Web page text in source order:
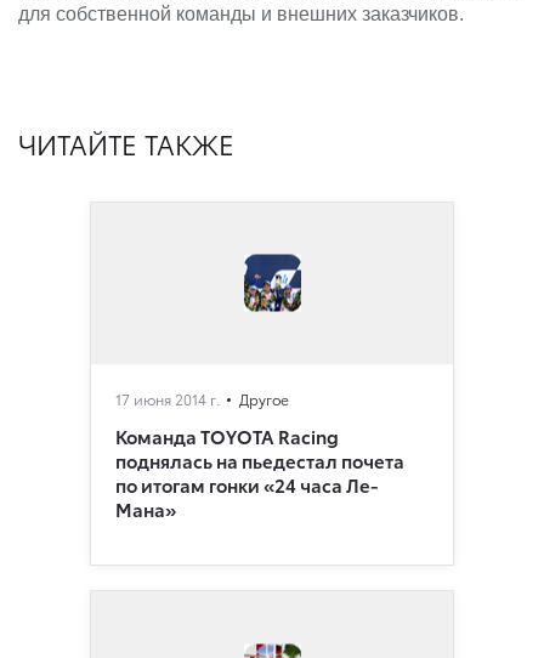
для собственной команды и внешних заказчиков.
ЧИТАЙТЕ ТАКЖЕ
17 июня 2014 г. Другое
Команда TOYOTA Racing
поднялась на пьедестал почета
по итогам гонки «24 часа Ле-
Мана»